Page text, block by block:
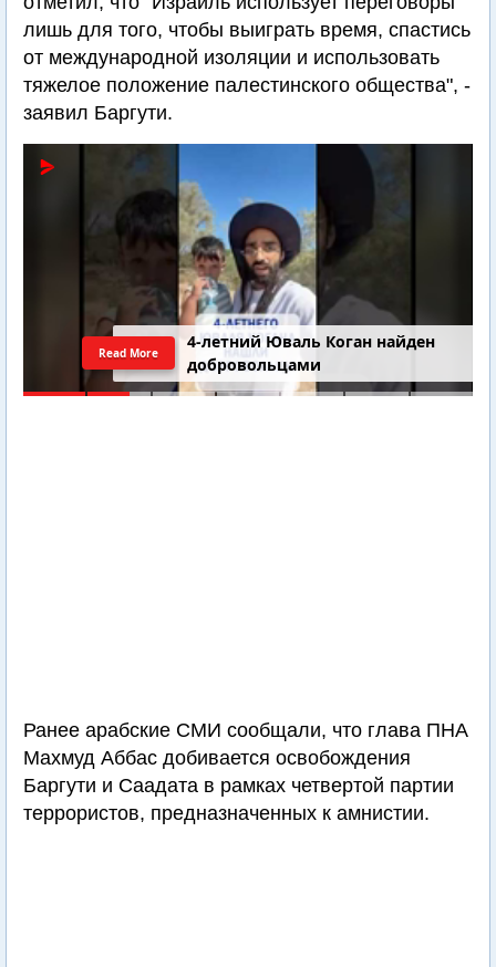
лишь для того, чтобы выиграть время, спастись
от международной изоляции и использовать
тяжелое положение палестинского общества", -
заявил Баргути.
4-летний Юваль Коган найден
добровольцами
Read More
Ранее арабские СМИ сообщали, что глава ПНА
Махмуд Аббас добивается освобождения
Баргути и Саадата в рамках четвертой партии
террористов, предназначенных к амнистии.